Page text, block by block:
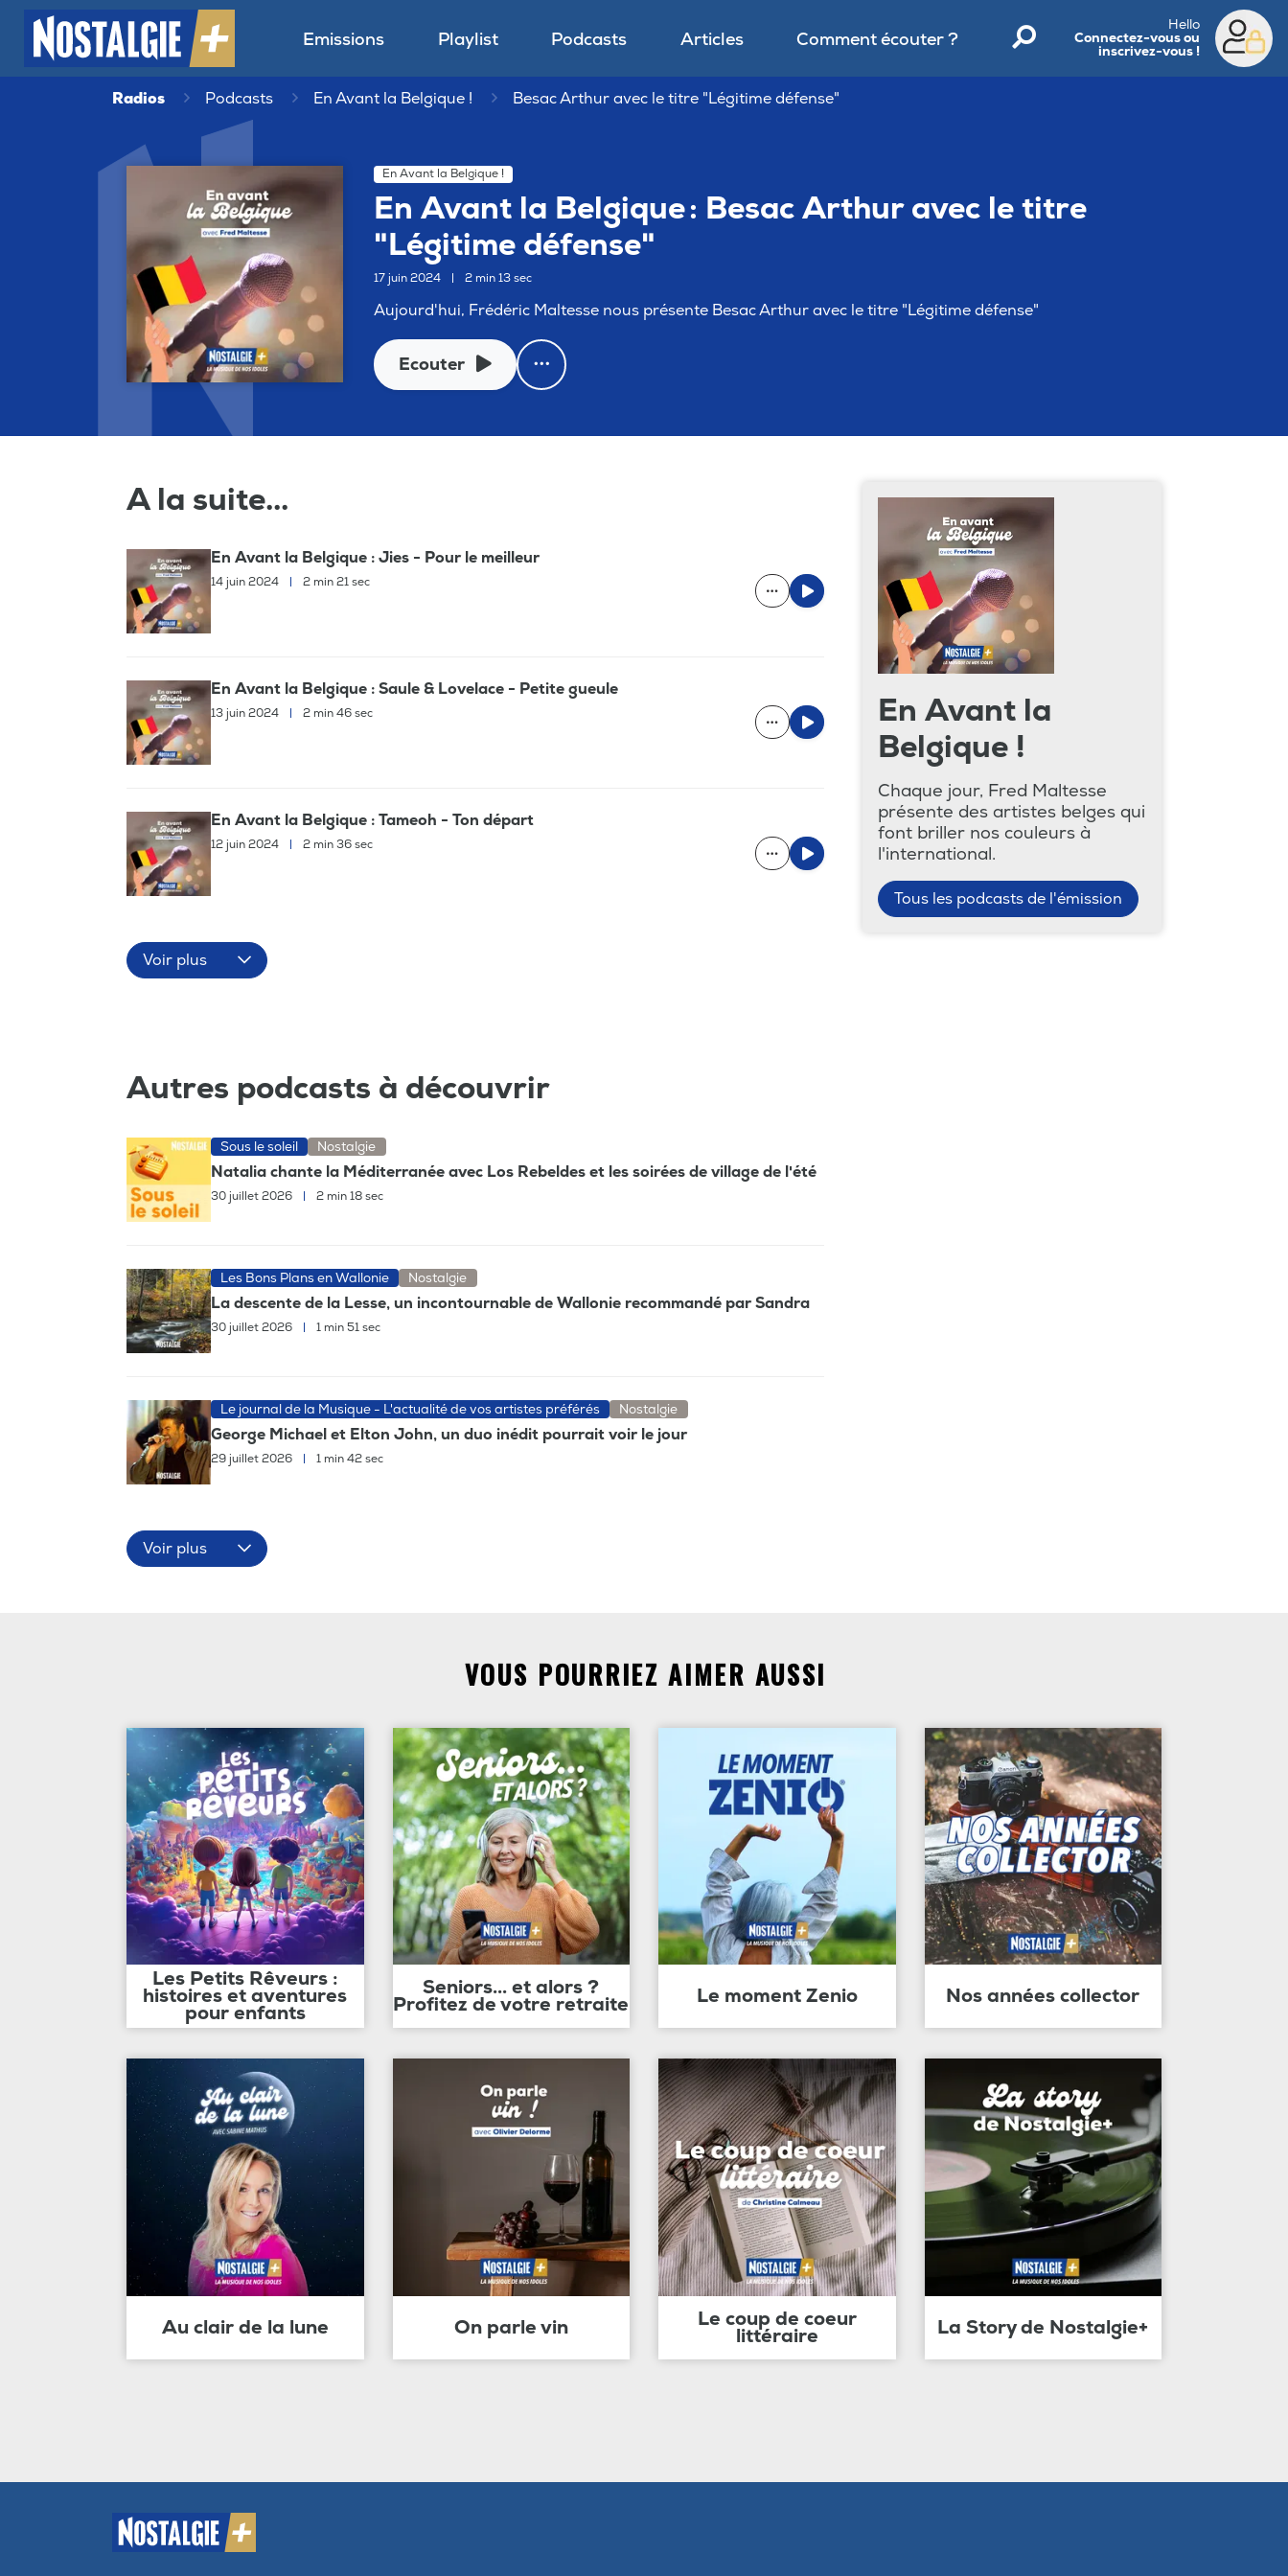
Emissions Playlist Podcasts Articles Comment écouter ?
Hello
Connectez-vous ou
inscrivez-vous !
Radios Podcasts En Avant la Belgique ! Besac Arthur avec le titre "Légitime défense"
En Avant la Belgique !
En Avant la Belgique : Besac Arthur avec le titre
"Légitime défense"
17 juin 2024 2 min 13 sec
Aujourd'hui, Frédéric Maltesse nous présente Besac Arthur avec le titre "Légitime défense"
Ecouter
A la suite...
En Avant la Belgique : Jies - Pour le meilleur
14 juin 2024 | 2 min 21 sec
En Avant la Belgique : Saule & Lovelace - Petite gueule
13 juin 2024 | 2 min 46 sec
En Avant la Belgique : Tameoh - Ton départ
12 juin 2024 | 2 min 36 sec
Voir plus
En Avant la
Belgique !
Chaque jour, Fred Maltesse
présente des artistes belges qui
font briller nos couleurs à
l'international.
Tous les podcasts de l'émission
Autres podcasts à découvrir
Sous le soleil Nostalgie
Natalia chante la Méditerranée avec Los Rebeldes et les soirées de village de l'été
30 juillet 2026 2 min 18 sec
Les Bons Plans en Wallonie Nostalgie
La descente de la Lesse, un incontournable de Wallonie recommandé par Sandra
30 juillet 2026 1 min 51 sec
Le journal de la Musique - L'actualité de vos artistes préférés Nostalgie
George Michael et Elton John, un duo inédit pourrait voir le jour
29 juillet 2026 1 min 42 sec
Voir plus
VOUS POURRIEZ AIMER AUSSI
Les Petits Rêveurs :
histoires et aventures
pour enfants
Seniors... et alors ?
Profitez de votre retraite Le moment Zenio Nos années collector
Au clair de la lune On parle vin Le coup de coeur
littéraire La Story de Nostalgie+